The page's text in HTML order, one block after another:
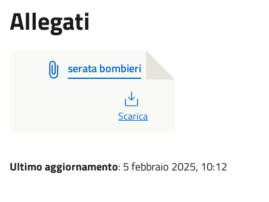
Allegati
serata bombieri
Scarica
Ultimo aggiornamento: 5 febbraio 2025, 10:12